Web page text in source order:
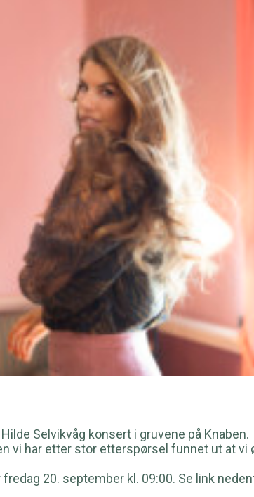
Selvikvåg konsert i gruvene på Knaben.
vi har etter stor etterspørsel funnet ut at vi
20. september kl. 09:00. Se link